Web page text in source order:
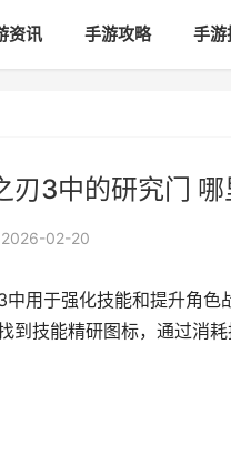
资讯 手游攻略 手游
刃3中的研究门
2026-02-20
用于强化技能和提升角
到技能精研图标，通过消